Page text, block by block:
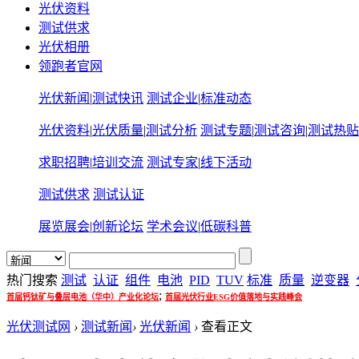
光伏资料
测试供求
光伏相册
领跑者官网
光伏新闻 |测试快讯 测试企业|标准动态
光伏资料|光伏质量|测试分析 测试专题|测试咨询|测试热贴
求职招聘|培训交流 测试专家|线下活动
测试供求 测试认证
展览展会|创新论坛 学术会议|低碳科普
热门搜索 测试 认证 组件 电池 PID TUV 标准 质量 逆变器
首届钙钛矿与叠层电池（华中）产业化论坛; 首届光伏行业ESG价值落地与实践峰会
光伏测试网 › 测试新闻 › 光伏新闻 › 查看正文